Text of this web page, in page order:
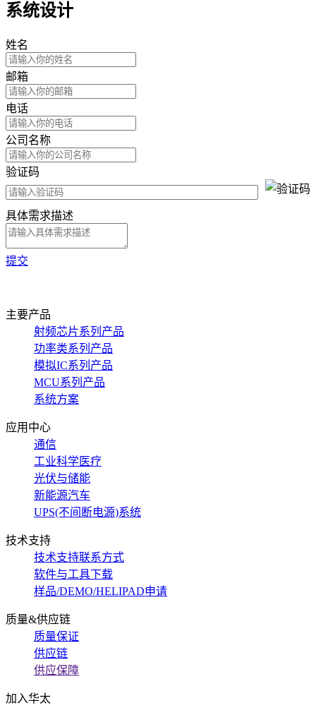
系统设计
姓名
邮箱
电话
公司名称
验证码
具体需求描述
提交
主要产品
射频芯片系列产品
功率类系列产品
模拟IC系列产品
MCU系列产品
系统方案
应用中心
通信
工业科学医疗
光伏与储能
新能源汽车
UPS(不间断电源)系统
技术支持
技术支持联系方式
软件与工具下载
样品/DEMO/HELIPAD申请
质量&供应链
质量保证
供应链
供应保障
加入华太